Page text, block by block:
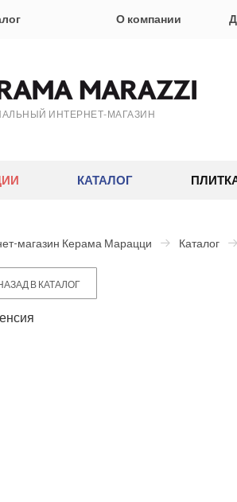
О компании
ИНТЕРНЕТ-МАГАЗИН
КАТАЛОГ
магазин Керама Марацци Каталог
В КАТАЛОГ